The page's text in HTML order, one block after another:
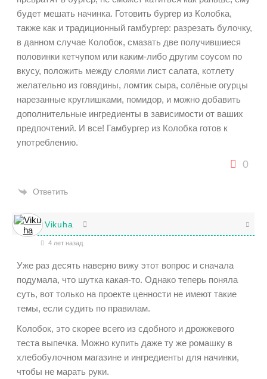
будет мешать начинка. Готовить бургер из Колобка,
также как и традиционный гамбургер: разрезать булочку,
в данном случае Колобок, смазать две получившиеся
половинки кетчупом или каким-либо другим соусом по
вкусу, положить между слоями лист салата, котлету
желательно из говядины, ломтик сыра, солёные огурцы
нарезанные круглишками, помидор, и можно добавить
дополнительные ингредиенты в зависимости от ваших
предпочтений. И все! Гамбургер из Колобка готов к
употреблению.
0
Ответить
Vikuha
4 лет назад
Уже раз десять наверно вижу этот вопрос и сначала
подумала, что шутка какая-то. Однако теперь поняла
суть, вот только на проекте ценности не имеют такие
темы, если судить по правилам.
Колобок, это скорее всего из сдобного и дрожжевого
теста выпечка. Можно купить даже ту же ромашку в
хлебобулочном магазине и ингредиенты для начинки,
чтобы не марать руки.